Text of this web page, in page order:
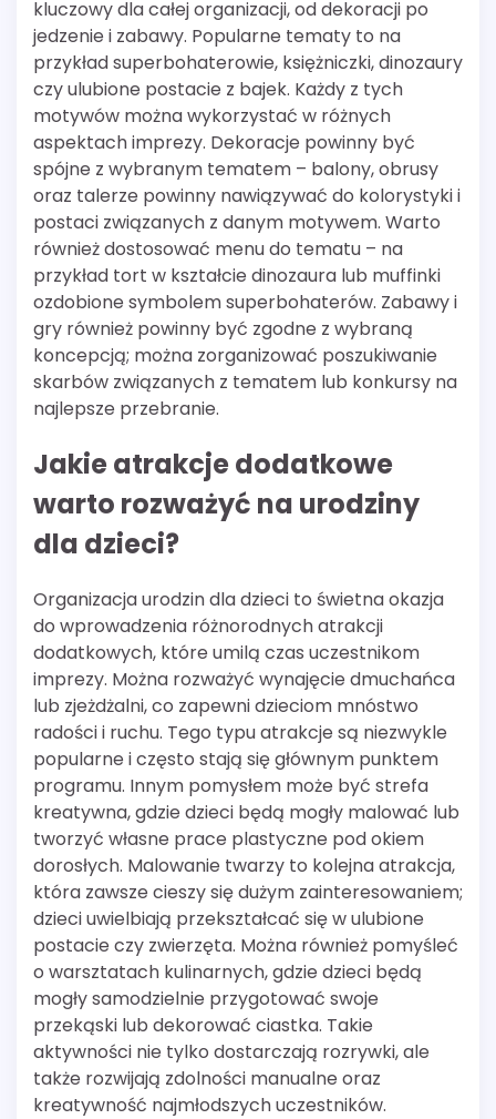
kluczowy dla całej organizacji, od dekoracji po
jedzenie i zabawy. Popularne tematy to na
przykład superbohaterowie, księżniczki, dinozaury
czy ulubione postacie z bajek. Każdy z tych
motywów można wykorzystać w różnych
aspektach imprezy. Dekoracje powinny być
spójne z wybranym tematem – balony, obrusy
oraz talerze powinny nawiązywać do kolorystyki i
postaci związanych z danym motywem. Warto
również dostosować menu do tematu – na
przykład tort w kształcie dinozaura lub muffinki
ozdobione symbolem superbohaterów. Zabawy i
gry również powinny być zgodne z wybraną
koncepcją; można zorganizować poszukiwanie
skarbów związanych z tematem lub konkursy na
najlepsze przebranie.
Jakie atrakcje dodatkowe
warto rozważyć na urodziny
dla dzieci?
Organizacja urodzin dla dzieci to świetna okazja
do wprowadzenia różnorodnych atrakcji
dodatkowych, które umilą czas uczestnikom
imprezy. Można rozważyć wynajęcie dmuchańca
lub zjeżdżalni, co zapewni dzieciom mnóstwo
radości i ruchu. Tego typu atrakcje są niezwykle
popularne i często stają się głównym punktem
programu. Innym pomysłem może być strefa
kreatywna, gdzie dzieci będą mogły malować lub
tworzyć własne prace plastyczne pod okiem
dorosłych. Malowanie twarzy to kolejna atrakcja,
która zawsze cieszy się dużym zainteresowaniem;
dzieci uwielbiają przekształcać się w ulubione
postacie czy zwierzęta. Można również pomyśleć
o warsztatach kulinarnych, gdzie dzieci będą
mogły samodzielnie przygotować swoje
przekąski lub dekorować ciastka. Takie
aktywności nie tylko dostarczają rozrywki, ale
także rozwijają zdolności manualne oraz
kreatywność najmłodszych uczestników.